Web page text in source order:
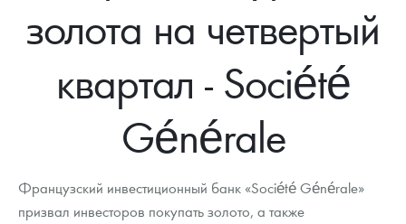
Монеты Царской России
Монеты стран мира после 1950г
Георгий Победоносец
Золотой червонец Сеятель
Аксессуары
Гарантии
Памятка для работы с монетами из драгметаллов
Информация
Распродажа монет и жетонов
Аналитика и события
Итоги 2025 года. Прогноз курсов золота, серебра, платины на
Котировки
Курс золота и серебра
Скупка слитков
Наши преимущества
золота на четвертый
квартал - Société
Générale
Французский инвестиционный банк «Société Générale»
призвал инвесторов покупать золото, а также